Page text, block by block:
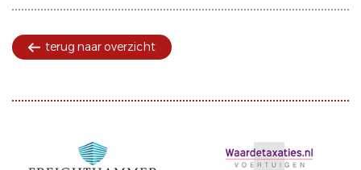
terug naar overzicht